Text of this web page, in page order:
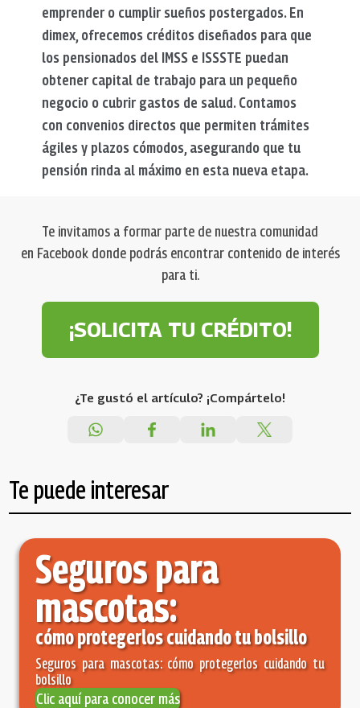
emprender o cumplir sueños postergados. En
dimex, ofrecemos créditos diseñados para que
los pensionados del IMSS e ISSSTE puedan
obtener capital de trabajo para un pequeño
negocio o cubrir gastos de salud. Contamos
con convenios directos que permiten trámites
ágiles y plazos cómodos, asegurando que tu
pensión rinda al máximo en esta nueva etapa.
Te invitamos a formar parte de nuestra comunidad
en Facebook donde podrás encontrar contenido de interés
para ti.
¡SOLICITA TU CRÉDITO!
¿Te gustó el artículo? ¡Compártelo!
Te puede interesar
Seguros para
mascotas:
cómo protegerlos cuidando tu bolsillo
Seguros para mascotas: cómo protegerlos cuidando tu
bolsillo
Clic aquí para conocer más